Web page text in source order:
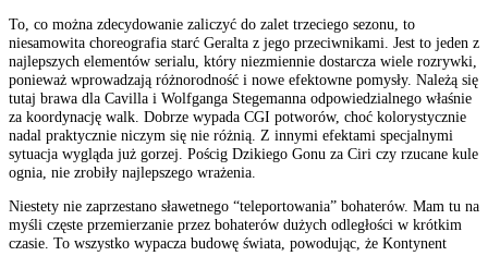
To, co można zdecydowanie zaliczyć do zalet trzeciego sezonu, to
niesamowita choreografia starć Geralta z jego przeciwnikami. Jest to jeden z
najlepszych elementów serialu, który niezmiennie dostarcza wiele rozrywki,
ponieważ wprowadzają różnorodność i nowe efektowne pomysły. Należą się
tutaj brawa dla Cavilla i Wolfganga Stegemanna odpowiedzialnego właśnie
za koordynację walk. Dobrze wypada CGI potworów, choć kolorystycznie
nadal praktycznie niczym się nie różnią. Z innymi efektami specjalnymi
sytuacja wygląda już gorzej. Pościg Dzikiego Gonu za Ciri czy rzucane kule
ognia, nie zrobiły najlepszego wrażenia.
Niestety nie zaprzestano sławetnego “teleportowania” bohaterów. Mam tu na
myśli częste przemierzanie przez bohaterów dużych odległości w krótkim
czasie. To wszystko wypacza budowę świata, powodując, że Kontynent